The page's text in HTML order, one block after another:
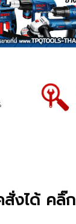
งได้ คลิ๊